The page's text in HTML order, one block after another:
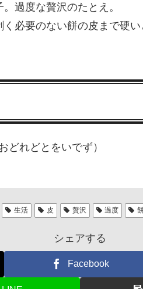
過度な贅沢のたとえ。
必要のない餅の皮まで硬
どれどとをいでず）
生活 皮 贅沢 過度
シェアする
Facebook